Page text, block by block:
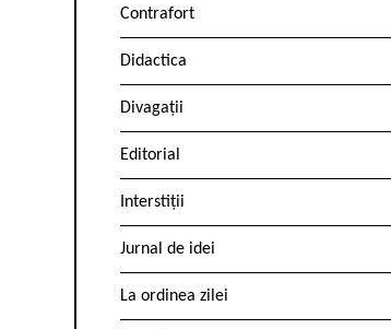
Contrafort
Didactica
Divagații
Editorial
Interstiții
Jurnal de idei
La ordinea zilei